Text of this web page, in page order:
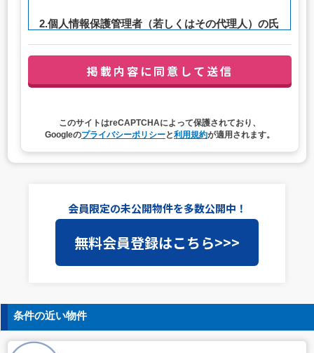
2.個人情報保護管理者（若しくはその代理人）の氏
連絡先：privacy@balleggs.co.jp
（1）お問い合わせ対応（本人への連絡を含む）のため
4. 個人情報取扱いの委託
当社は事業運営上、前項利用目的の範囲に限って個人情報
を外部に委託することがあります。この場合、個人情報保
護水準の高い委託先を選定し、個人情報の適正管理・機密
保持についての契約を交わし、適切な管理を実施させま
5. 個人情報の開示等の請求
ご本人様は、当社に対してご自身の個人情報の開示等（利
用目的の通知、開示、内容の訂正・追加・削除、利用の停
このサイトはreCAPTCHAによって保護されており、
Googleのプライバシーポリシーと利用規約が適用されます。
会員限定の未公開物件を多数公開中！
無料会員登録はこちら>>>
条件の近い物件